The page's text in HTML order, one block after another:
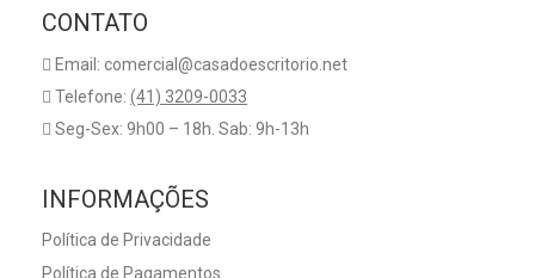
CONTATO
Email: comercial@casadoescritorio.net
Telefone: (41) 3209-0033
Seg-Sex: 9h00 – 18h. Sab: 9h-13h
INFORMAÇÕES
Política de Privacidade
Política de Pagamentos